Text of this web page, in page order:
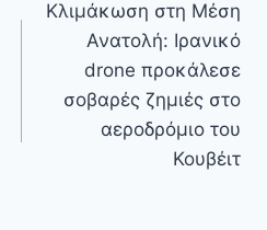
Κλιμάκωση στη Μέση
Ανατολή: Ιρανικό
drone προκάλεσε
σοβαρές ζημιές στο
αεροδρόμιο του
Κουβέιτ